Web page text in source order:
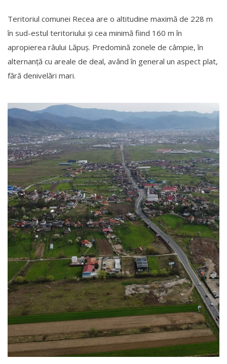
Teritoriul comunei Recea are o altitudine maximă de 228 m
în sud-estul teritoriului și cea minimă fiind 160 m în
apropierea râului Lăpuș. Predomină zonele de câmpie, în
alternanță cu areale de deal, având în general un aspect plat,
fără denivelări mari.